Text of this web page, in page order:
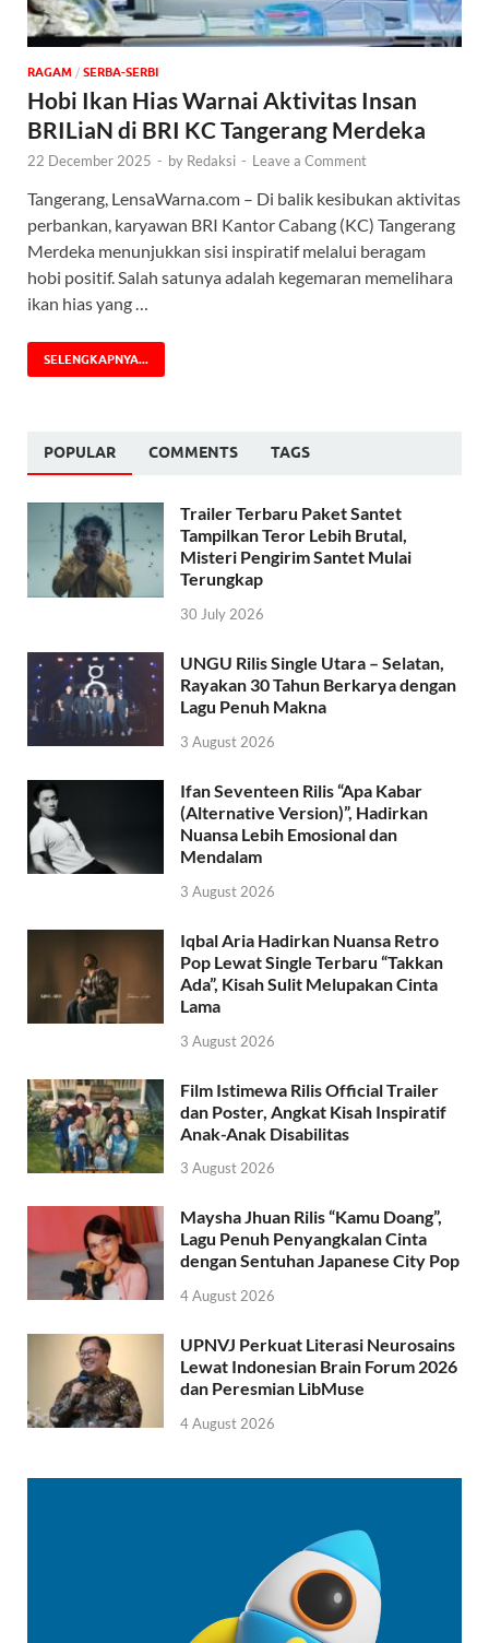
‎RAGAM / SERBA-SERBI
Hobi Ikan Hias Warnai Aktivitas Insan
BRILiaN di BRI KC Tangerang Merdeka
22 December 2025 - by Redaksi - Leave a Comment
Tangerang, LensaWarna.com – Di balik kesibukan aktivitas
perbankan, karyawan BRI Kantor Cabang (KC) Tangerang
Merdeka menunjukkan sisi inspiratif melalui beragam
hobi positif. Salah satunya adalah kegemaran memelihara
ikan hias yang …
SELENGKAPNYA...
POPULAR COMMENTS TAGS
Trailer Terbaru Paket Santet
Tampilkan Teror Lebih Brutal,
Misteri Pengirim Santet Mulai
Terungkap
30 July 2026
UNGU Rilis Single Utara – Selatan,
Rayakan 30 Tahun Berkarya dengan
Lagu Penuh Makna
3 August 2026
Ifan Seventeen Rilis “Apa Kabar
(Alternative Version)”, Hadirkan
Nuansa Lebih Emosional dan
Mendalam
3 August 2026
Iqbal Aria Hadirkan Nuansa Retro
Pop Lewat Single Terbaru “Takkan
Ada”, Kisah Sulit Melupakan Cinta
Lama
3 August 2026
Film Istimewa Rilis Official Trailer
dan Poster, Angkat Kisah Inspiratif
Anak-Anak Disabilitas
3 August 2026
Maysha Jhuan Rilis “Kamu Doang”,
Lagu Penuh Penyangkalan Cinta
dengan Sentuhan Japanese City Pop
4 August 2026
UPNVJ Perkuat Literasi Neurosains
Lewat Indonesian Brain Forum 2026
dan Peresmian LibMuse
4 August 2026